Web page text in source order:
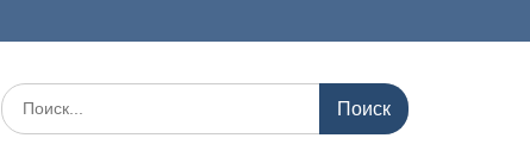
Поиск
по: